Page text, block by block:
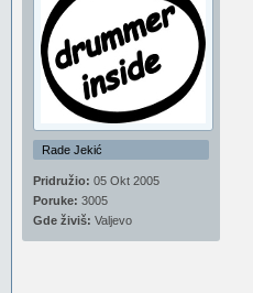
Rade Jekić
Pridružio: 05 Okt 2005
Poruke: 3005
Gde živiš: Valjevo